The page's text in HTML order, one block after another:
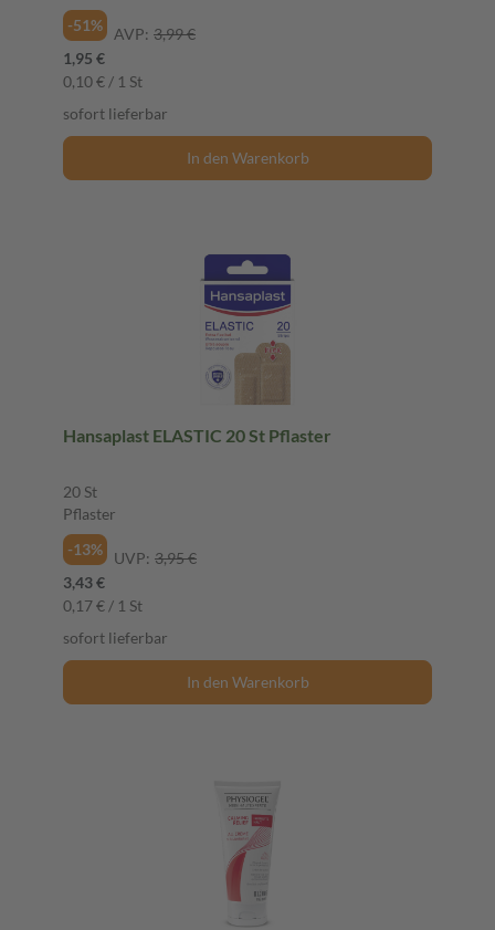
-51%
AVP: 3,99 €
1,95 €
0,10 € / 1 St
sofort lieferbar
In den Warenkorb
Hansaplast ELASTIC 20 St Pflaster
20 St
Pflaster
-13%
UVP: 3,95 €
3,43 €
0,17 € / 1 St
sofort lieferbar
In den Warenkorb